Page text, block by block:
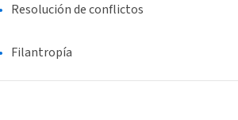
Resolución de conflictos
Filantropía